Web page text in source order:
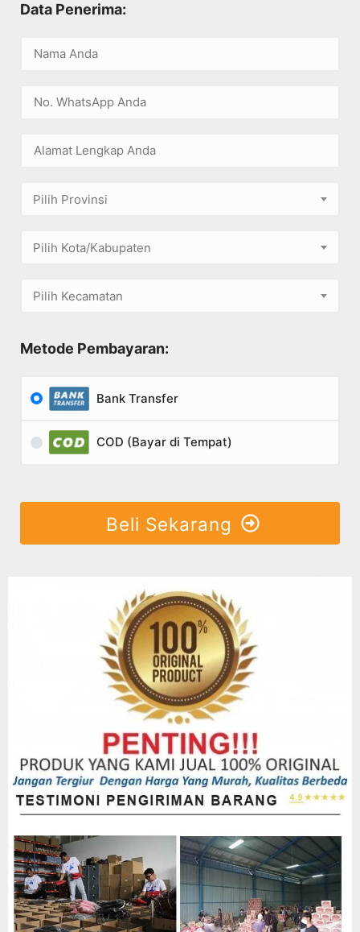
Data Penerima:
Pilih Provinsi
Pilih Kota/Kabupaten
Pilih Kecamatan
Metode Pembayaran:
Bank Transfer
COD (Bayar di Tempat)
Beli Sekarang